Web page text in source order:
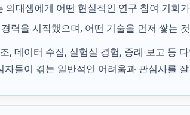
의대생에게 어떤 현실적인 연구 참여 기회
력을 시작했으며, 어떤 기술을 먼저 쌓는
, 데이터 수집, 실험실 경험, 증례 보고 등
들이 겪는 일반적인 어려움과 관심사를